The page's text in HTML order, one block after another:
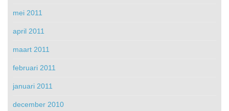
mei 2011
april 2011
maart 2011
februari 2011
januari 2011
december 2010